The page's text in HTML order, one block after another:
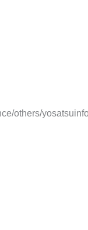
others/